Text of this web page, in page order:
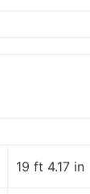
19 ft 4.17 in